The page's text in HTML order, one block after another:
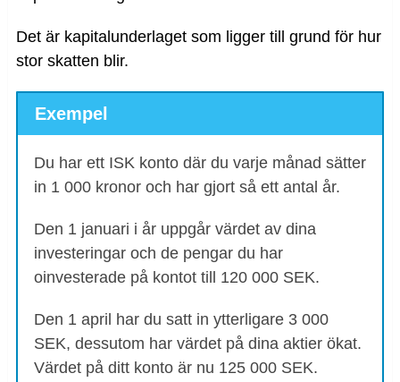
Det är kapitalunderlaget som ligger till grund för hur
stor skatten blir.
Exempel
Du har ett ISK konto där du varje månad sätter
in 1 000 kronor och har gjort så ett antal år.
Den 1 januari i år uppgår värdet av dina
investeringar och de pengar du har
oinvesterade på kontot till 120 000 SEK.
Den 1 april har du satt in ytterligare 3 000
SEK, dessutom har värdet på dina aktier ökat.
Värdet på ditt konto är nu 125 000 SEK.